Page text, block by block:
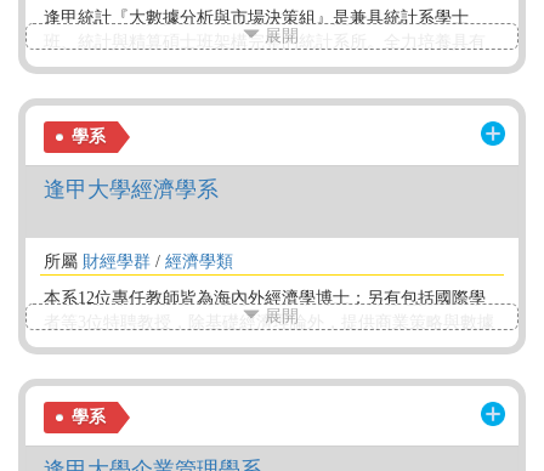
逢甲統計『大數據分析與市場決策組』是兼具統計系學士
班、統計與精算碩士班架構完整的統計系所。全力培養具有
完整統計素養的專業人士，並提供不斷高深學習的學程與環
基礎數據分析、撰寫程式及解釋分析結果，導引並鼓勵同學
進行跨系修課，提供學生就業或深造諮詢，確保在校學習多
樣與彈性，因應瞬息萬變的網路通訊時代。
展開
學系
逢甲大學經濟學系
所屬 財經學群 / 經濟學類
本系12位專任教師皆為海內外經濟學博士；另有包括國際學
者等3位特聘教授，除基礎經濟理論外，提供商業策略與數據
分析、資料科學與金融科技與永續經濟三大領域實務應用課
業研究之諮詢服務。學校提供國際壯遊、國際交換、證照獎
勵、4+1碩士方案、企業實習等。
展開
學系